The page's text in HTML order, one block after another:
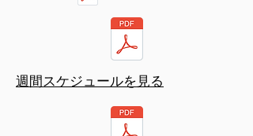
週間スケジュールを見る